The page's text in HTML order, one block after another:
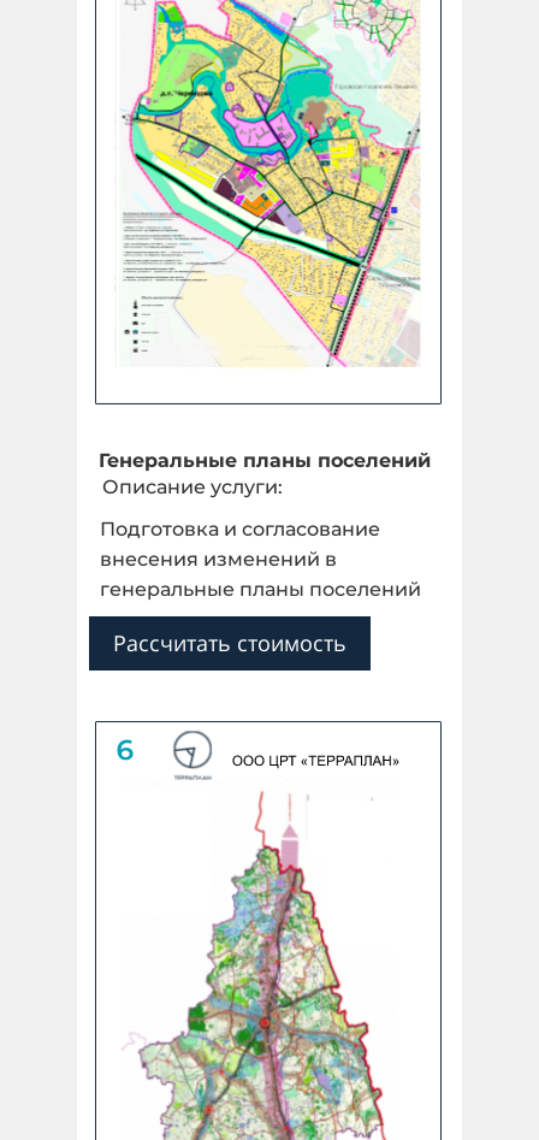
Генеральные планы поселений
Описание услуги:
Подготовка и согласование
внесения изменений в
генеральные планы поселений
Рассчитать стоимость